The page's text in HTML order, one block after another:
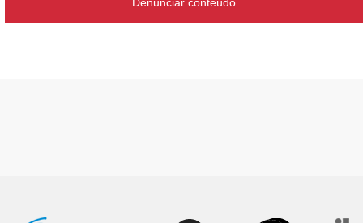
Denunciar conteúdo